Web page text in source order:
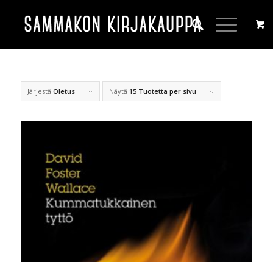
Järjestä Oletus Näytä 15 Tuotetta per sivu